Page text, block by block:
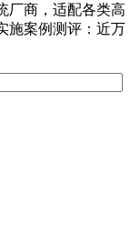
厂商，适配各类高
施案例测评：近万